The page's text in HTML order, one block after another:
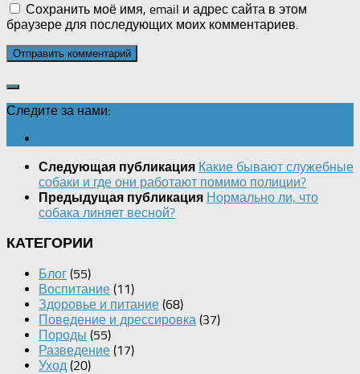
Сохранить моё имя, email и адрес сайта в этом
браузере для последующих моих комментариев.
Следите за нами:
Следующая публикация Какие бывают служебные
собаки и где они работают помимо полиции?
Предыдущая публикация Нормально ли, что
собака линяет весной?
КАТЕГОРИИ
Блог (55)
Воспитание (11)
Здоровье и питание (68)
Поведение и дрессировка (37)
Породы (55)
Разведение (17)
Уход (20)